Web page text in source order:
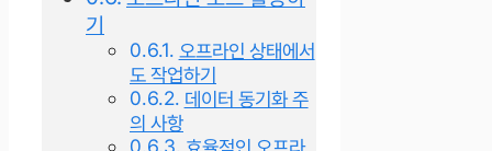
기
오프라인 상태에서
도 작업하기
데이터 동기화 주
의 사항